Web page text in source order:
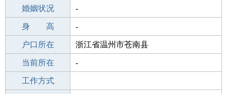
出生年月 1978-11-16
婚姻状况 -
学 历 初中
身 高 -
毕业学校 南宁六一学校
户口所在 浙江省温州市苍南县
所学专业 -
当前所在 -
工作经验
工作方式